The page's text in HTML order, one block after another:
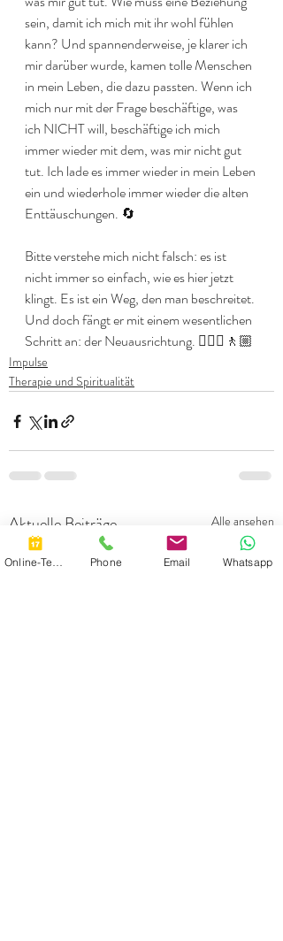
sein, damit ich mich mit ihr wohl fühlen
kann? Und spannenderweise, je klarer ich
mir darüber wurde, kamen tolle Menschen
in mein Leben, die dazu passten. Wenn ich
mich nur mit der Frage beschäftige, was
ich NICHT will, beschäftige ich mich
immer wieder mit dem, was mir nicht gut
tut. Ich lade es immer wieder in mein Leben
ein und wiederhole immer wieder die alten
Enttäuschungen. 🔄
Bitte verstehe mich nicht falsch: es ist
nicht immer so einfach, wie es hier jetzt
klingt. Es ist ein Weg, den man beschreitet.
Und doch fängt er mit einem wesentlichen
Schritt an: der Neuausrichtung. 🚶🏻‍♀️🚶🏼
Impulse
Therapie und Spiritualität
Aktuelle Beiträge Alle ansehen
Phone Email Whatsapp